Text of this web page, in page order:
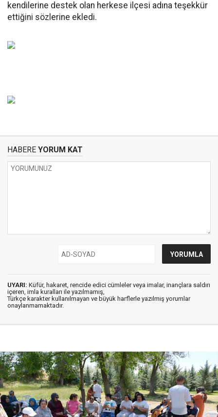
kendilerine destek olan herkese ilçesi adına teşekkür
ettiğini sözlerine ekledi.
HABERE YORUM KAT
UYARI: Küfür, hakaret, rencide edici cümleler veya imalar, inançlara saldırı
içeren, imla kuralları ile yazılmamış,
Türkçe karakter kullanılmayan ve büyük harflerle yazılmış yorumlar
onaylanmamaktadır.